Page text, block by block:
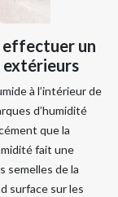
effectuer un
à l’intérieur de
d’humidité
que la
fait une
semelles de la
surface sur les